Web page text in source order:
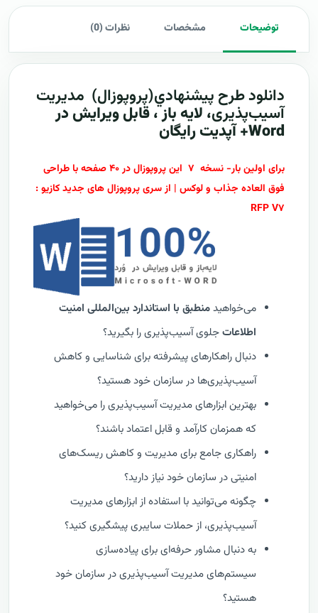
توضیحات مشخصات نظرات (0)
دانلود طرح پيشنهادي(پروپوزال) مدیریت
آسیب‌پذیری، لایه باز ، قابل ویرایش در
Word+ آپدیت رایگان
برای اولین بار- نسخه ۷ این پروپوزال در ۴۰ صفحه با طراحی
فوق العاده جذاب و لوکس | از سری پروپوزال های جدید کازیو :
RFP V۷
می‌خواهیدمنطبق با استاندارد بین‌المللی امنیت
اطلاعاتجلوی آسیب‌پذیری را بگیرید؟
دنبال راهکارهای پیشرفته برای شناسایی و کاهش
آسیب‌پذیری‌ها در سازمان خود هستید؟
بهترین ابزارهای مدیریت آسیب‌پذیری را می‌خواهید
که همزمان کارآمد و قابل اعتماد باشند؟
راهکاری جامع برای مدیریت و کاهش ریسک‌های
امنیتی در سازمان خود نیاز دارید؟
چگونه می‌توانید با استفاده از ابزارهای مدیریت
آسیب‌پذیری، از حملات سایبری پیشگیری کنید؟
به دنبال مشاور حرفه‌ای برای پیاده‌سازی
سیستم‌های مدیریت آسیب‌پذیری در سازمان خود
هستید؟